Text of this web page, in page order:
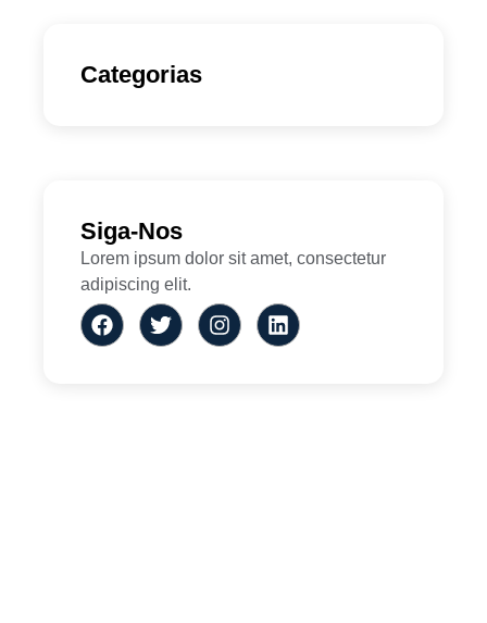
Categorias
Siga-Nos
Lorem ipsum dolor sit amet, consectetur
adipiscing elit.